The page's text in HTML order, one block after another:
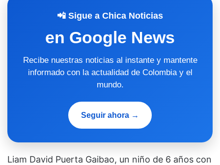
📲 Sigue a Chica Noticias
en Google News
Recibe nuestras noticias al instante y mantente
informado con la actualidad de Colombia y el
mundo.
Seguir ahora →
Liam David Puerta Gaibao, un niño de 6 años con